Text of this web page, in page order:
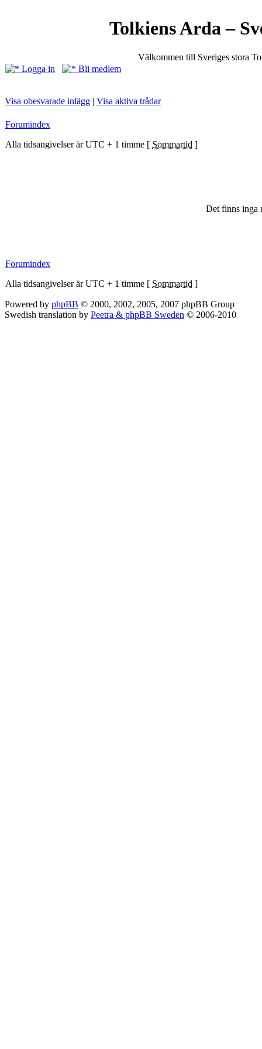
Tolkiens Arda –
Välkommen till Sveriges stora
Logga in
Bli medlem
Visa obesvarade inlägg | Visa aktiva trådar
Forumindex
Alla tidsangivelser är UTC + 1 timme [ Sommartid ]
Det finns inga
Forumindex
Alla tidsangivelser är UTC + 1 timme [ Sommartid ]
Powered by phpBB © 2000, 2002, 2005, 2007 phpBB Group
Swedish translation by Peetra & phpBB Sweden © 2006-2010